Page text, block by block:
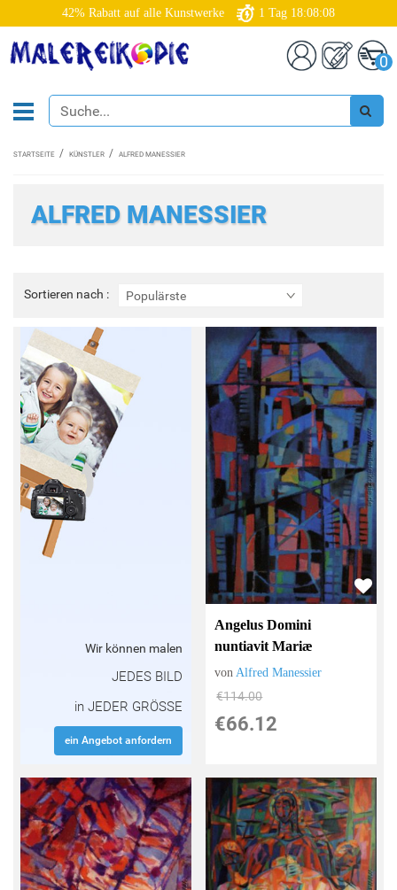
42% Rabatt auf alle Kunstwerke 1 Tag 18:08:06
0
STARTSEITE KÜNSTLER ALFRED MANESSIER
ALFRED MANESSIER
Sortieren nach : Populärste
Sortieren
nach
Wir können malen
JEDES BILD
in JEDER GRÖSSE
ein Angebot anfordern
Angelus Domini
nuntiavit Mariæ
vonAlfred Manessier
€114.00
€66.12